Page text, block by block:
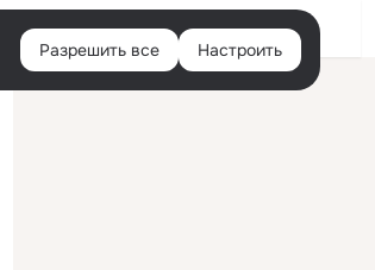
Войти
Разрешить все Настроить